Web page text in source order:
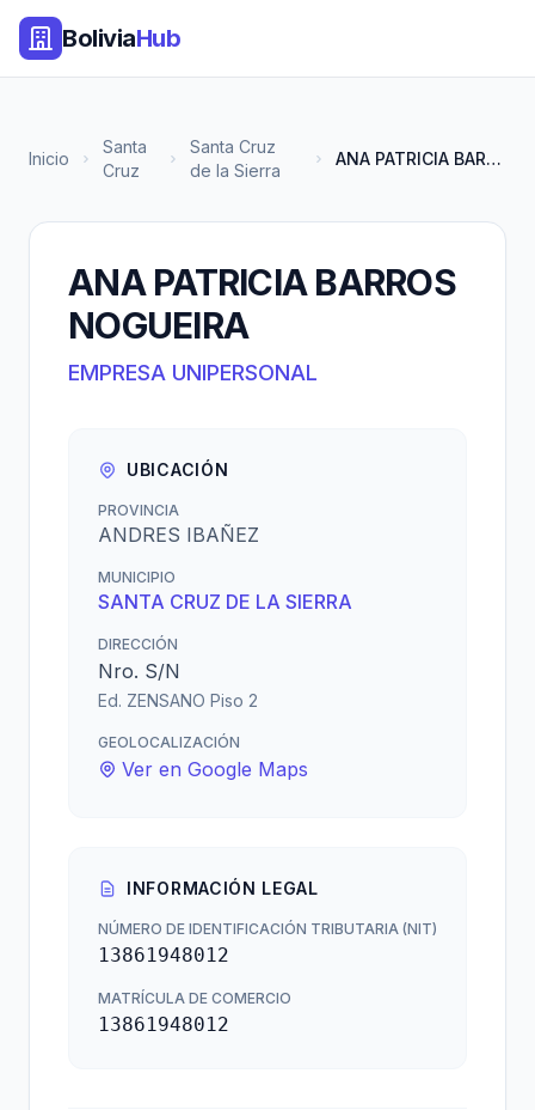
BoliviaHub
Inicio
Santa
Cruz
Santa Cruz
de la Sierra
ANA PATRICIA BARROS NOGUEIRA
ANA PATRICIA BARROS
NOGUEIRA
EMPRESA UNIPERSONAL
UBICACIÓN
PROVINCIA
ANDRES IBAÑEZ
MUNICIPIO
SANTA CRUZ DE LA SIERRA
DIRECCIÓN
Nro. S/N
Ed. ZENSANO Piso 2
GEOLOCALIZACIÓN
Ver en Google Maps
INFORMACIÓN LEGAL
NÚMERO DE IDENTIFICACIÓN TRIBUTARIA (NIT)
13861948012
MATRÍCULA DE COMERCIO
13861948012